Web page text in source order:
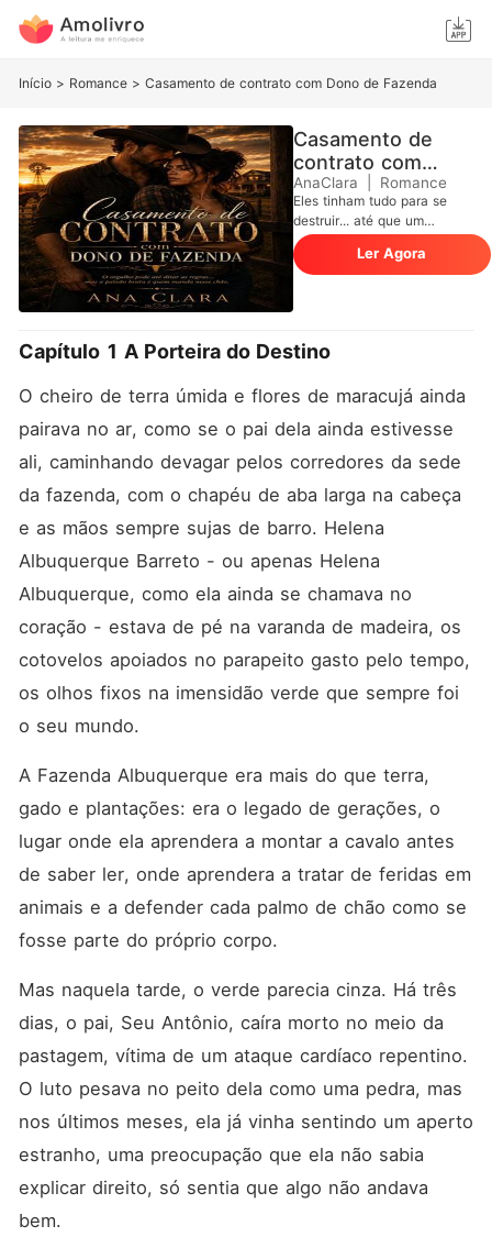
Início > Romance > Casamento de contrato com Dono de Fazenda
Casamento de
contrato com
Dono de Fazenda
AnaClara Romance
Eles tinham tudo para se
destruir... até que um
contrato os amarrou ao
mesmo destino. Helena
Albuquerque é a definição
sabe manejar o gado e
enfrentar qualquer peão,
esconder as dores de um
luto recente. Quando seu pai
morre repentinamente,
Helena se vê diante do
a fazenda da família está
atolada em uma dívida
milionária e prestes a ir a
leilão. Otávio Barreto é o
estância vizinha. Um
fazendeiro raiz, de poucas
palavras, olhar intimidador e
mãos calejadas, que
comanda suas terras com
punho de ferro. Ele tem o
uma condição inegociável
Helena como sua esposa.
Para Helena, a proposta é
uma humilhação inaceitável,
um ato de pura ganância
região. Mas, sem saída, ela
prometendo que ele
comprou apenas o seu
sobrenome, mas nunca o
seu respeito. O que ela não
imagina é que, por trás da
marra desse cowboy
implacável, existe um
segredo guardado a sete
chaves: Otávio a deseja em
casamento forçado foi a
Ler Agora
Capítulo 1 A Porteira do Destino
O cheiro de terra úmida e flores de maracujá ainda
pairava no ar, como se o pai dela ainda estivesse
ali, caminhando devagar pelos corredores da sede
da fazenda, com o chapéu de aba larga na cabeça
e as mãos sempre sujas de barro. Helena
Albuquerque Barreto - ou apenas Helena
Albuquerque, como ela ainda se chamava no
coração - estava de pé na varanda de madeira, os
cotovelos apoiados no parapeito gasto pelo tempo,
os olhos fixos na imensidão verde que sempre foi
o seu mundo.
A Fazenda Albuquerque era mais do que terra,
gado e plantações: era o legado de gerações, o
lugar onde ela aprendera a montar a cavalo antes
de saber ler, onde aprendera a tratar de feridas em
animais e a defender cada palmo de chão como se
fosse parte do próprio corpo.
Mas naquela tarde, o verde parecia cinza. Há três
dias, o pai, Seu Antônio, caíra morto no meio da
pastagem, vítima de um ataque cardíaco repentino.
O luto pesava no peito dela como uma pedra, mas
nos últimos meses, ela já vinha sentindo um aperto
estranho, uma preocupação que ela não sabia
explicar direito, só sentia que algo não andava
bem.